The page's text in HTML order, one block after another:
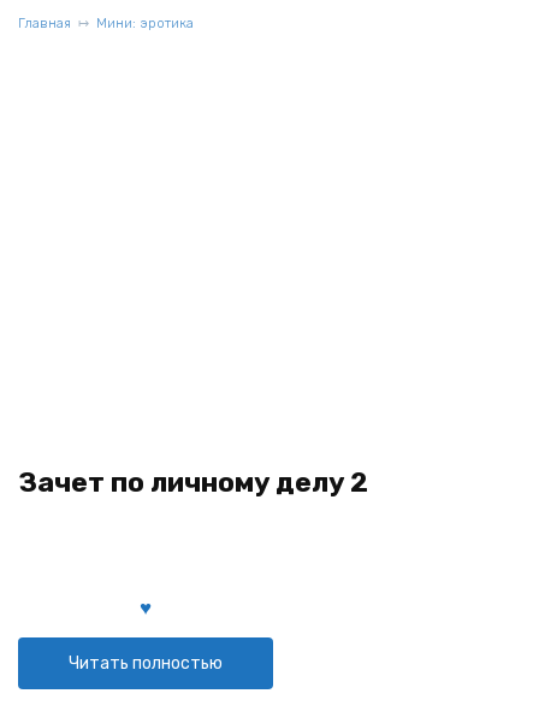
Главная Мини: эротика
Зачет по личному делу 2
Читать полностью